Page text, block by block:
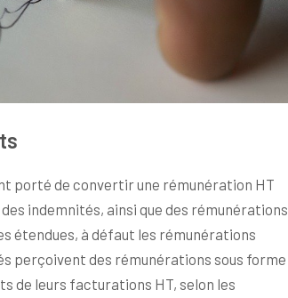
porté de convertir une rémunération HT
indemnités, ainsi que des rémunérations
étendues, à défaut les rémunérations
perçoivent des rémunérations sous forme
de leurs facturations HT, selon les